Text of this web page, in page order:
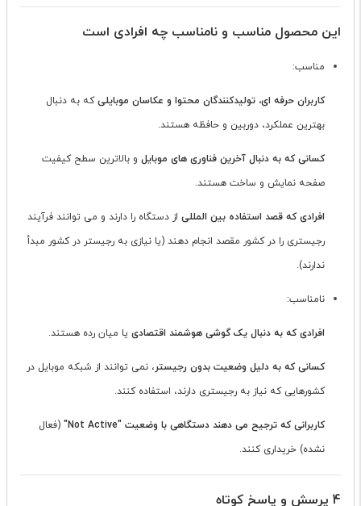
این محصول مناسب و نامناسب چه افرادی است
مناسب:
کاربران حرفه ای، تولیدکنندگان محتوا و عکاسان موبایلیکه به دنبال
بهترین عملکرد، دوربین و حافظه هستند.
کسانی که به دنبال آخرین فناوری های موبایل و بالاترین سطح کیفیت
صفحه نمایش و ساخت هستند.
افرادی که قصد استفاده بین المللی از دستگاه را دارند و می توانند فرآیند
رجیستری را در کشور مقصد انجام دهند (یا نیازی به رجیستر در کشور مبدأ
ندارند).
نامناسب:
افرادی که به دنبال یک گوشی هوشمند اقتصادی یا میان رده هستند.
کسانی که به دلیل وضعیت بدون رجیستر، نمی توانند از شبکه موبایل در
کشورهایی که نیاز به رجیستری دارند، استفاده کنند.
کاربرانی که ترجیح می دهند دستگاهی با وضعیت "Not Active"
(فعال
نشده) خریداری کنند.
4 پرسش و پاسخ کوتاه